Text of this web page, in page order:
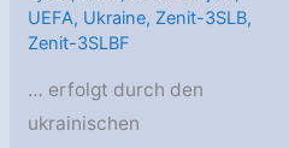
UEFA, Ukraine, Zenit-3SLB,
Zenit-3SLBF
… erfolgt durch den
ukrainischen